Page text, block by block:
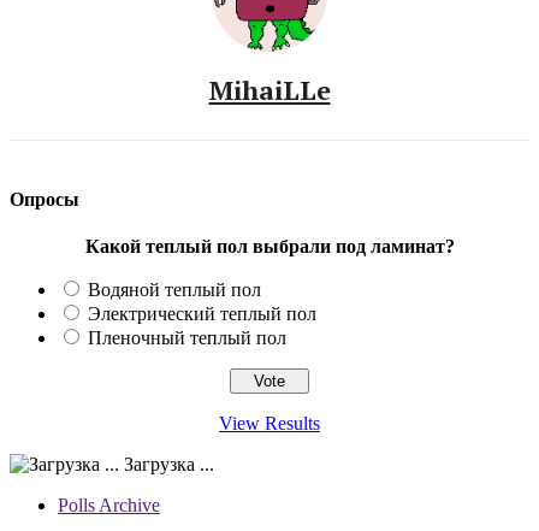
MihaiLLe
Опросы
Какой теплый пол выбрали под ламинат?
Водяной теплый пол
Электрический теплый пол
Пленочный теплый пол
View Results
Загрузка ...
Polls Archive